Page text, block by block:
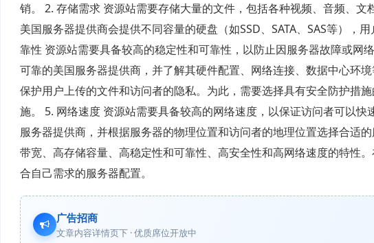
销。 2. 存储需求 资源站需要存储大量的文件，包括各种视频、音频、
美国服务器提供商会提供不同容量的硬盘（如SSD、SATA、SAS等），
靠性 资源站需要具备较高的稳定性和可靠性，以防止因服务器故障或网
可靠的美国服务器提供商，并了解其硬件配置、网络连接、数据中心环
保护用户上传的文件和访问者的隐私。为此，需要选择具有安全防护措
施。 5. 网络速度 资源站需要具备较高的网络速度，以保证访问者可以
服务器提供商，并根据服务器的物理位置和访问者的地理位置选择合适
带宽、高存储容量、高稳定性和可靠性、高安全性和高网络速度的特性
合自己需求的服务器配置。
广告招商
文章内容详情页下 · 优质席位开放中